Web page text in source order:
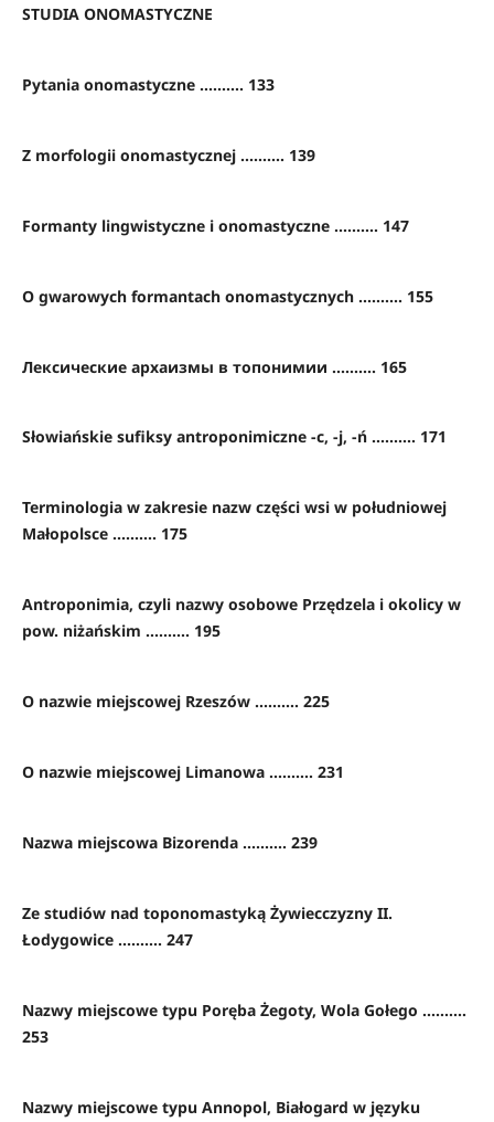
STUDIA ONOMASTYCZNE
Pytania onomastyczne .......... 133
Z morfologii onomastycznej .......... 139
Formanty lingwistyczne i onomastyczne .......... 147
O gwarowych formantach onomastycznych .......... 155
Лексические архаизмы в топонимии .......... 165
Słowiańskie sufiksy antroponimiczne -c, -j, -ń .......... 171
Terminologia w zakresie nazw części wsi w południowej
Małopolsce .......... 175
Antroponimia, czyli nazwy osobowe Przędzela i okolicy w
pow. niżańskim .......... 195
O nazwie miejscowej Rzeszów .......... 225
O nazwie miejscowej Limanowa .......... 231
Nazwa miejscowa Bizorenda .......... 239
Ze studiów nad toponomastyką Żywiecczyzny II.
Łodygowice .......... 247
Nazwy miejscowe typu Poręba Żegoty, Wola Gołego ..........
253
Nazwy miejscowe typu Annopol, Białogard w języku